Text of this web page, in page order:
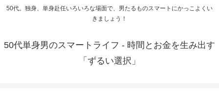
50代。独身、単身赴任いろいろな場面で、男たるものスマートにかっこよくい
きましょう！
50代単身男のスマートライフ - 時間とお金を生み出す
「ずるい選択」